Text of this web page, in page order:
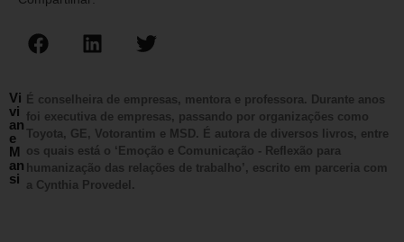
Vi
vi
an
e
M
an
si
É conselheira de empresas, mentora e professora. Durante anos
foi executiva de empresas, passando por organizações como
Toyota, GE, Votorantim e MSD. É autora de diversos livros, entre
os quais está o ‘Emoção e Comunicação - Reflexão para
humanização das relações de trabalho’, escrito em parceria com
a Cynthia Provedel.